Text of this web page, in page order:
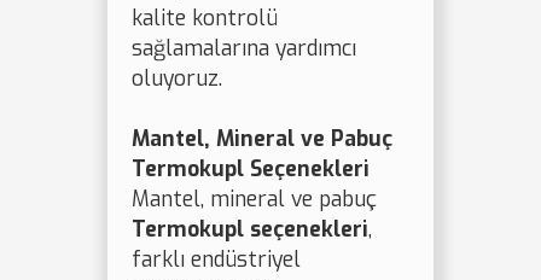
kalite kontrolü
sağlamalarına yardımcı
oluyoruz.
Mantel, Mineral ve Pabuç
Termokupl Seçenekleri
Mantel, mineral ve pabuç
Termokupl seçenekleri,
farklı endüstriyel